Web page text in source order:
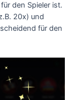
den Spieler ist.
20x) und
für den